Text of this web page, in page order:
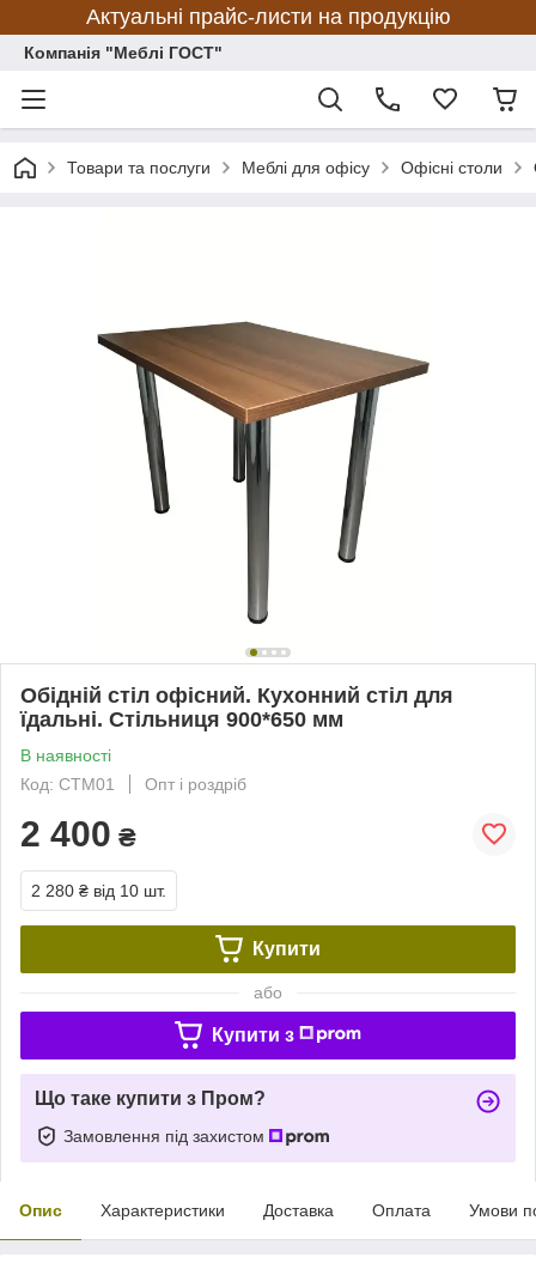
Актуальні прайс-листи на продукцію
Компанія "Меблі ГОСТ"
Товари та послуги Меблі для офісу Офісні столи
Обідній стіл офісний. Кухонний стіл для
їдальні. Стільниця 900*650 мм
В наявності
Код: СТМ01
Опт і роздріб
2 400 ₴
2 280 ₴ від 10 шт.
Купити
або
Купити з
Що таке купити з Пром?
Замовлення під захистом
Опис Характеристики Доставка Оплата Умови